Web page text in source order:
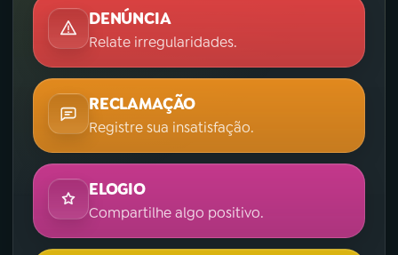
DENÚNCIA
Relate irregularidades.
RECLAMAÇÃO
Registre sua insatisfação.
ELOGIO
Compartilhe algo positivo.